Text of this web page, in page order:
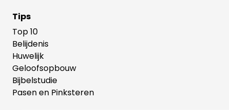
Tips
Top 10
Belijdenis
Huwelijk
Geloofsopbouw
Bijbelstudie
Pasen en Pinksteren